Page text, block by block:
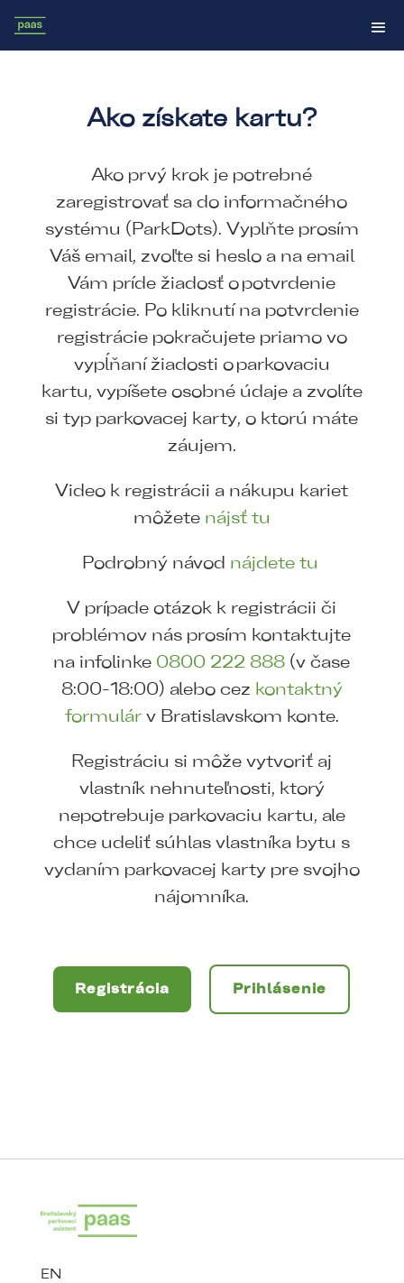
Ako získate kartu?
Ako prvý krok je potrebné
zaregistrovať sa do informačného
systému (ParkDots). Vyplňte prosím
Váš email, zvoľte si heslo a na email
Vám príde žiadosť o potvrdenie
registrácie. Po kliknutí na potvrdenie
registrácie pokračujete priamo vo
vypĺňaní žiadosti o parkovaciu
kartu, vypíšete osobné údaje a zvolíte
si typ parkovacej karty, o ktorú máte
záujem.
Video k registrácii a nákupu kariet
môžete nájsť tu
Podrobný návod nájdete tu
V prípade otázok k registrácii či
problémov nás prosím kontaktujte
na infolinke 0800 222 888 (v čase
8:00-18:00) alebo cez kontaktný
formulárv Bratislavskom konte.
Registráciu si môže vytvoriť aj
vlastník nehnuteľnosti, ktorý
nepotrebuje parkovaciu kartu, ale
chce udeliť súhlas vlastníka bytu s
vydaním parkovacej karty pre svojho
nájomníka.
Registrácia Prihlásenie
EN